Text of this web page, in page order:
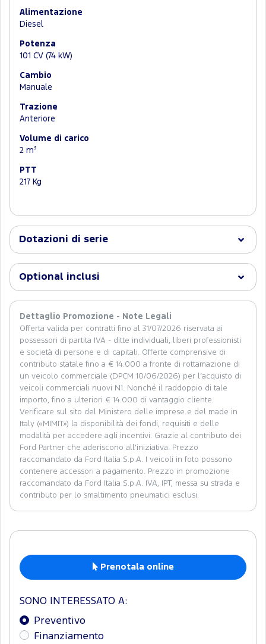
Alimentazione
Diesel
Potenza
101 CV (74 kW)
Cambio
Manuale
Trazione
Anteriore
Volume di carico
2 m³
PTT
217 Kg
Dotazioni di serie
Optional inclusi
Dettaglio Promozione - Note Legali
Offerta valida per contratti fino al 31/07/2026 riservata ai
possessori di partita IVA - ditte individuali, liberi professionisti
e società di persone e di capitali. Offerte comprensive di
contributo statale fino a € 14.000 a fronte di rottamazione di
un veicolo commerciale (DPCM 10/06/2026) per l’acquisto di
veicoli commerciali nuovi N1. Nonché il raddoppio di tale
importo, fino a ulteriori € 14.000 di vantaggio cliente.
Verificare sul sito del Ministero delle imprese e del made in
Italy («MIMIT») la disponibilità dei fondi, requisiti e delle
modalità per accedere agli incentivi. Grazie al contributo dei
Ford Partner che aderiscono all’iniziativa. Prezzo
raccomandato da Ford Italia S.p.A. I veicoli in foto possono
contenere accessori a pagamento. Prezzo in promozione
raccomandato da Ford Italia S.p.A. IVA, IPT, messa su strada e
contributo per lo smaltimento pneumatici esclusi.
Prenotala online
SONO INTERESSATO A:
Preventivo
Finanziamento